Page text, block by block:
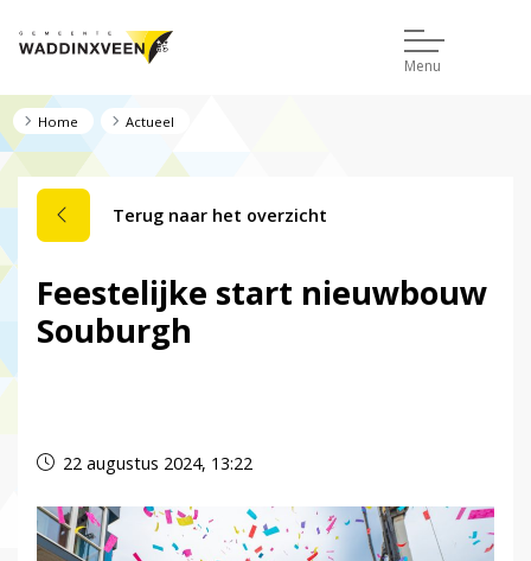
Menu
Home Actueel
Terug naar het overzicht
Feestelijke start nieuwbouw
Souburgh
22 augustus 2024, 13:22